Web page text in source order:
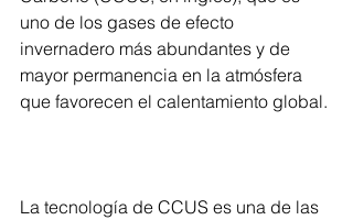
uno de los gases de efecto
invernadero más abundantes y de
mayor permanencia en la atmósfera
que favorecen el calentamiento global.
La tecnología de CCUS es una de las